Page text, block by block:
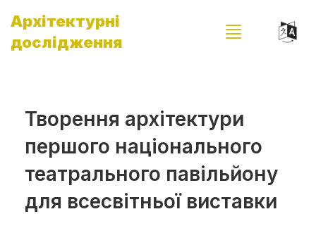
Архітектурні
дослідження
Творення архітектури
першого національного
театрального павільйону
для всесвітньої виставки